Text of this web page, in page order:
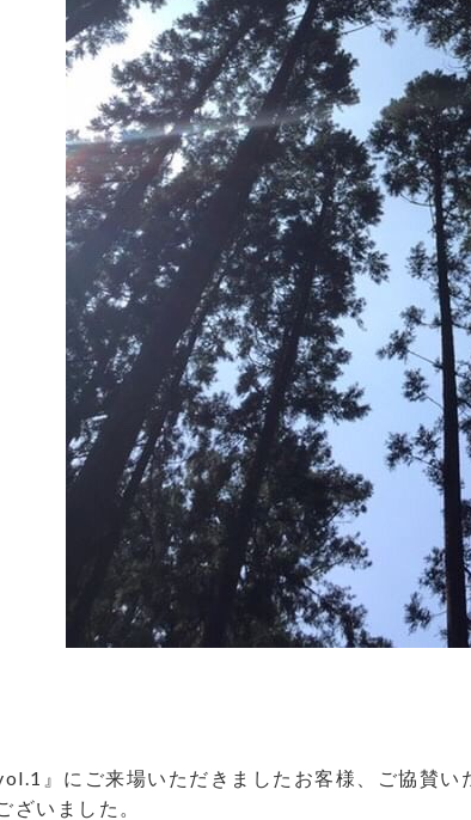
』にご来場いただきましたお客様、ご協賛
ざいました。